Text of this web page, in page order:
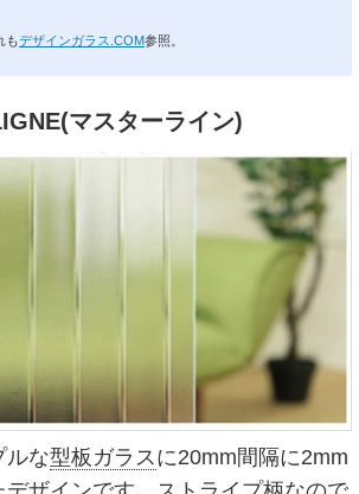
もデザインガラス.COM参照。
マスターライン)
ルな型板ガラスに20mm間隔に2mm